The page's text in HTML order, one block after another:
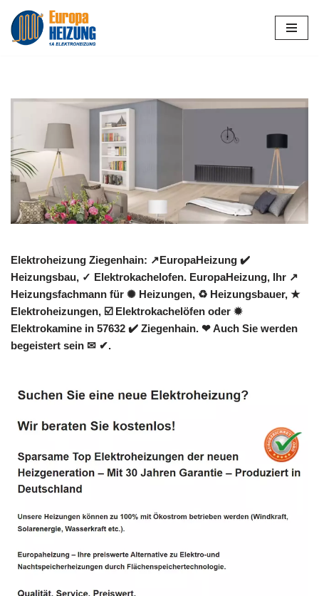
Zum
Elektroheizung Ziegenhain: ↗️EuropaHeizung ✔️
Heizungsbau, ✓ Elektrokachelofen. EuropaHeizung, Ihr ↗️
Heizungsfachmann für ✺ Heizungen, ♻ Heizungsbauer, ★
Elektroheizungen, ☑️ Elektrokachelöfen oder ✹
Elektrokamine in 57632 ✔️ Ziegenhain. ❤ Auch Sie werden
begeistert sein ✉ ✔.